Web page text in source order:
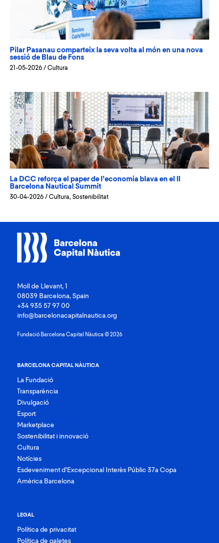
Pilar Pasanau comparteix la seva volta al món en una nova
sessió de Blau de Fons
21-05-2026 / Cultura
La DCC reforça el paper de l’economia blava en el II
Barcelona Nautical Summit
30-04-2026 / Cultura, Sostenibilitat
Moll de Llevant, 1
08039 Barcelona, Spain
+34 935 57 97 00
info@barcelonacapitalnautica.org
Fundació Barcelona Capital Nàutica © 2026
BARCELONA CAPITAL NÀUTICA
La Fundació
Transparència
Divulgació
Esport
Marketplace
Sostenibilitat i innovació
Cultura
Notícies
Esdeveniment d’Excepcional Interès Públic 37a Copa
Amèrica Barcelona
LEGAL
Política de privacitat
Política de galetes